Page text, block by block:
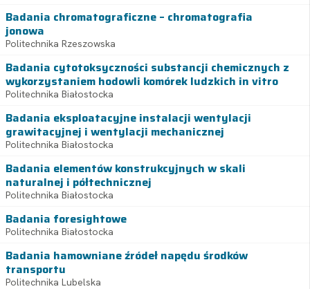
Badania chromatograficzne – chromatografia
jonowa
Politechnika Rzeszowska
Badania cytotoksyczności substancji chemicznych z
wykorzystaniem hodowli komórek ludzkich in vitro
Politechnika Białostocka
Badania eksploatacyjne instalacji wentylacji
grawitacyjnej i wentylacji mechanicznej
Politechnika Białostocka
Badania elementów konstrukcyjnych w skali
naturalnej i półtechnicznej
Politechnika Białostocka
Badania foresightowe
Politechnika Białostocka
Badania hamowniane źródeł napędu środków
transportu
Politechnika Lubelska